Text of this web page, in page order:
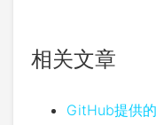
相关文章
GitHub提供